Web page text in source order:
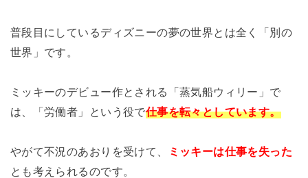
普段目にしているディズニーの夢の世界とは全く「別の
世界」です。
ミッキーのデビュー作とされる「蒸気船ウィリー」で
は、「労働者」という役で仕事を転々としています。
やがて不況のあおりを受けて、
ミッキーは仕事を失った
とも考えられるのです。